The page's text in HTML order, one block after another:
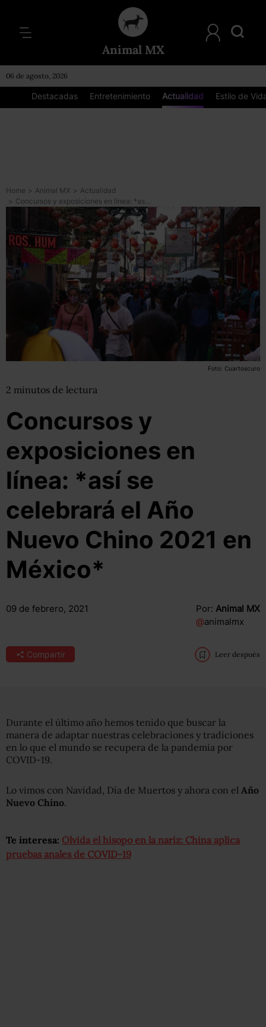
Animal MX
06 de agosto, 2026
Destacadas Entretenimiento Actualidad Estilo de
Home > Animal MX > Actualidad
>
Concursos y exposiciones en línea: *así se celebrará el Año Nuevo Chino 2021 en México*
Foto: Cuartoscuro
2 minutos de lectura
Concursos y
exposiciones en
línea: *así se
celebrará el Año
Nuevo Chino 2021 en
México*
09 de febrero, 2021 Por: Animal MX
@animalmx
Compartir Leer después
Durante el último año hemos tenido que buscar la
manera de adaptar nuestras celebraciones y tradiciones
en lo que el mundo se recupera de la pandemia por
COVID-19.
Lo vimos con Navidad, Día de Muertos y ahora con el Año
Nuevo Chino.
Te interesa: Olvida el hisopo en la nariz: China aplica
pruebas anales de COVID-19